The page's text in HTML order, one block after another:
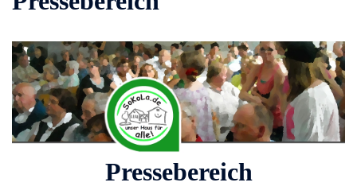
Pressebereich